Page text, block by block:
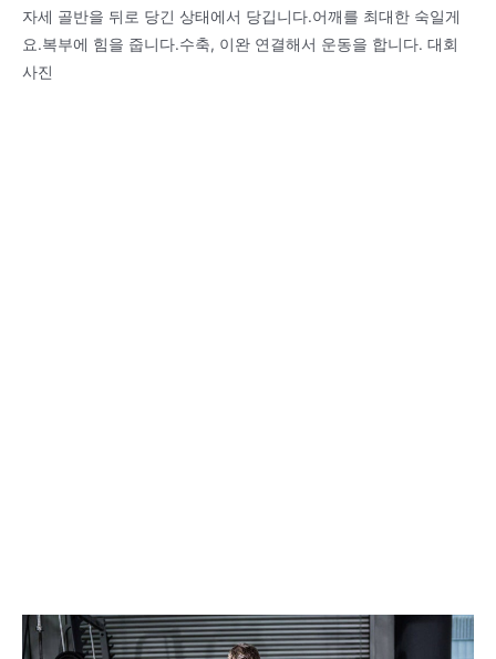
자세 골반을 뒤로 당긴 상태에서 당깁니다.어깨를 최대한 숙일게
요.복부에 힘을 줍니다.수축, 이완 연결해서 운동을 합니다. 대회
사진